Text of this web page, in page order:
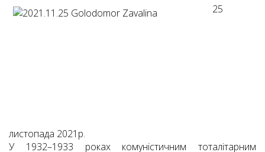
25
листопада 2021р.
У 1932–1933 роках комуністичним тоталітарним